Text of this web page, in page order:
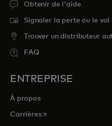
Obtenir de l'aide
Signaler la perte ou le vol
Trouver un distributeur
FAQ
ENTREPRISE
À propos
Carrièress’ouvre dans un